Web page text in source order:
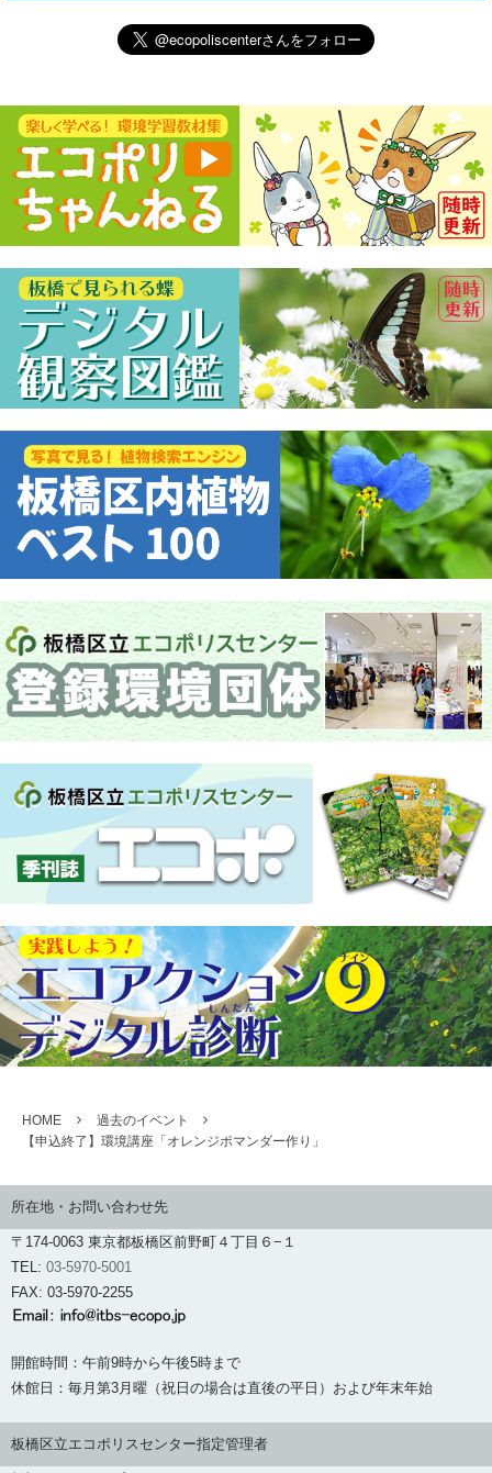
HOME
過去のイベント
【申込終了】環境講座「オレンジポマンダー作り」
所在地・お問い合わせ先
〒174-0063 東京都板橋区前野町４丁目６−１
TEL: 03-5970-5001
FAX: 03-5970-2255
開館時間：午前9時から午後5時まで
休館日：毎月第3月曜（祝日の場合は直後の平日）および年末年始
板橋区立エコポリスセンター指定管理者